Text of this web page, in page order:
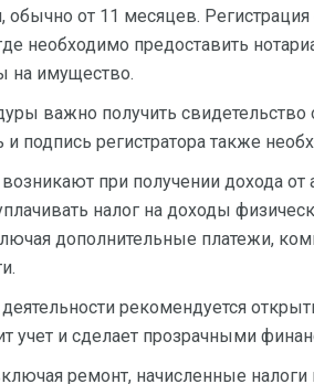
от 11 месяцев.
необходимо предоставить
на имущество.
важно получить свидетельство
и подпись регистратора также
при получении дохода
налог на доходы
дополнительные платежи,
рекомендуется
учет и сделает прозрачными
ремонт, начисленные